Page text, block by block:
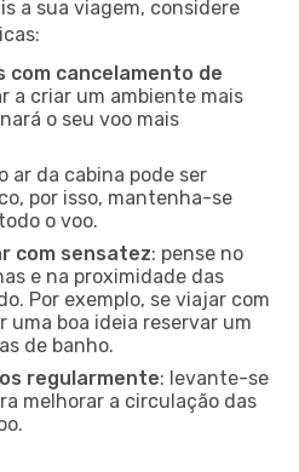
a sua viagem, considere
com cancelamento de
a criar um ambiente mais
o seu voo mais
ar da cabina pode ser
por isso, mantenha-se
o voo.
com sensatez: pense no
e na proximidade das
Por exemplo, se viajar com
uma boa ideia reservar um
de banho.
regularmente: levante-se
melhorar a circulação das